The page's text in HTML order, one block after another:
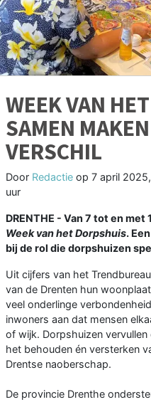
WEEK VAN
SAMEN
VERSCHIL
Door Redactie op 7 april
uur
DRENTHE - Van 7 tot en
Week van het Dorpshuis.
bij de rol die dorpshuizen
Uit cijfers van het
van de Drenten hun
veel onderlinge
inwoners aan dat mensen
of wijk. Dorpshuizen
het behouden én versterken
Drentse naoberschap.
De provincie Drenthe